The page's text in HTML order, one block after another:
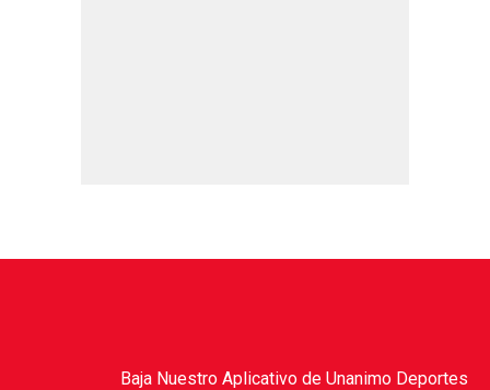
Baja Nuestro Aplicativo de Unanimo Deportes